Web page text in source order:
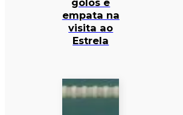
golos e
empata na
visita ao
Estrela